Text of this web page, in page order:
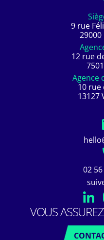
9 rue
29000
12 rue
Agence
10 rue
13127
02
VOUS